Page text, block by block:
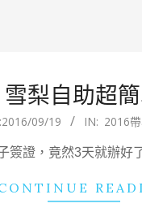
雪梨自助超
2016/09/19 IN: 2016
證，竟然3天就辦好